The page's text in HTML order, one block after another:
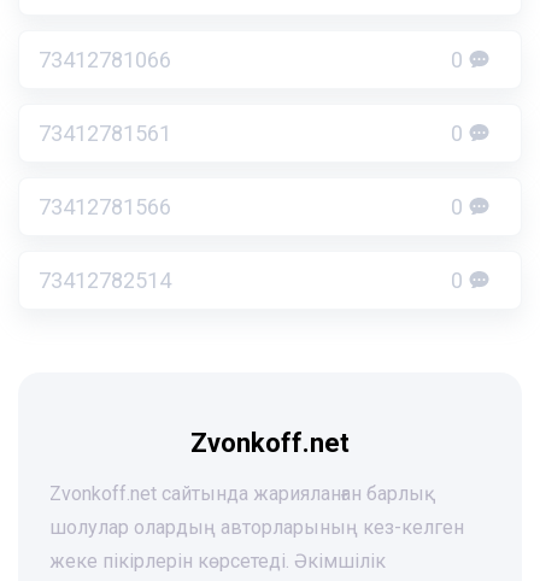
73412781066 0
73412781561 0
73412781566 0
73412782514 0
Zvonkoff.net
Zvonkoff.net сайтында жарияланған барлық
шолулар олардың авторларының кез-келген
жеке пікірлерін көрсетеді. Әкімшілік